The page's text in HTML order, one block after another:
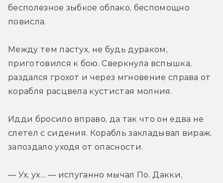
бесполезное зыбкое облако, беспомощно
повисла.
Между тем пастух, не будь дураком,
приготовился к бою. Сверкнула вспышка,
раздался грохот и через мгновение справа от
корабля расцвела кустистая молния.
Идди бросило вправо, да так что он едва не
слетел с сидения. Корабль закладывал вираж,
запоздало уходя от опасности.
— Ух, ух… — испуганно мычал По. Дакки,